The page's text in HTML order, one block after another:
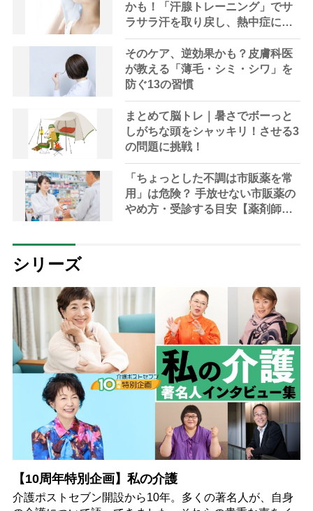
かも！「汗腺トレーニング」でサ
ラサラ汗を取り戻し、熱中症に負
けない体へ
そのケア、逆効果かも？皮膚科医
が教える「薄毛・シミ・シワ」を
防ぐ13の習慣
まとめて脳トレ｜暑さでボーっと
しがちな頭をシャッキリ！させる3
の問題に挑戦！
「ちょっとした不調は市販薬を常
用」は危険？ 手放せない市販薬の
やめ方・受診する目安【薬剤師解
シリーズ
【10周年特別企画】私の介護
介護ポストセブン開設から10年。多くの著名人が、自身